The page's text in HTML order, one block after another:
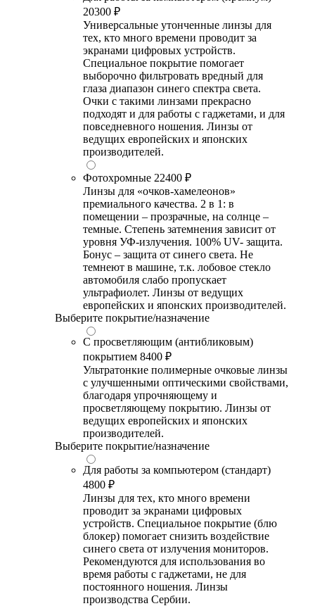
20300 ₽
Универсальные утонченные линзы для
тех, кто много времени проводит за
экранами цифровых устройств.
Специальное покрытие помогает
выборочно фильтровать вредный для
глаза диапазон синего спектра света.
Очки с такими линзами прекрасно
подходят и для работы с гаджетами, и для
повседневного ношения. Линзы от
ведущих европейских и японских
производителей.
Фотохромные 22400 ₽
Линзы для «очков-хамелеонов»
премиального качества. 2 в 1: в
помещении – прозрачные, на солнце –
темные. Степень затемнения зависит от
уровня УФ-излучения. 100% UV- защита.
Бонус – защита от синего света. Не
темнеют в машине, т.к. лобовое стекло
автомобиля слабо пропускает
ультрафиолет. Линзы от ведущих
европейских и японских производителей.
Выберите покрытие/назначение
С просветляющим (антибликовым)
покрытием 8400 ₽
Ультратонкие полимерные очковые линзы
с улучшенными оптическими свойствами,
благодаря упрочняющему и
просветляющему покрытию. Линзы от
ведущих европейских и японских
производителей.
Выберите покрытие/назначение
Для работы за компьютером (стандарт)
4800 ₽
Линзы для тех, кто много времени
проводит за экранами цифровых
устройств. Специальное покрытие (блю
блокер) помогает снизить воздействие
синего света от излучения мониторов.
Рекомендуются для использования во
время работы с гаджетами, не для
постоянного ношения. Линзы
производства Сербии.